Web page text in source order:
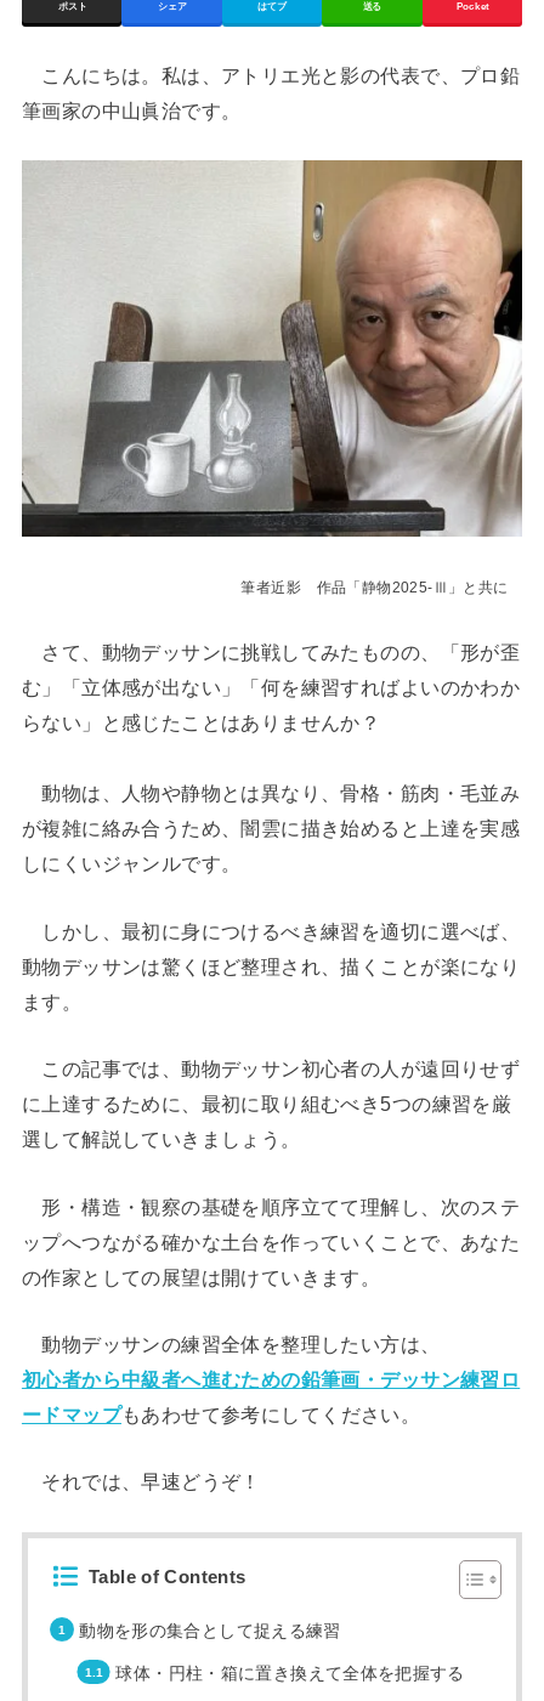
ポスト シェア はてブ 送る Pocket
こんにちは。私は、アトリエ光と影の代表で、プロ鉛
筆画家の中山眞治です。
筆者近影 作品「静物2025-Ⅲ」と共に
さて、動物デッサンに挑戦してみたものの、「形が歪
む」「立体感が出ない」「何を練習すればよいのかわか
らない」と感じたことはありませんか？
動物は、人物や静物とは異なり、骨格・筋肉・毛並み
が複雑に絡み合うため、闇雲に描き始めると上達を実感
しにくいジャンルです。
しかし、最初に身につけるべき練習を適切に選べば、
動物デッサンは驚くほど整理され、描くことが楽になり
ます。
この記事では、動物デッサン初心者の人が遠回りせず
に上達するために、最初に取り組むべき5つの練習を厳
選して解説していきましょう。
形・構造・観察の基礎を順序立てて理解し、次のステ
ップへつながる確かな土台を作っていくことで、あなた
の作家としての展望は開けていきます。
動物デッサンの練習全体を整理したい方は、
初心者から中級者へ進むための鉛筆画・デッサン練習ロ
ードマップもあわせて参考にしてください。
それでは、早速どうぞ！
Table of Contents
動物を形の集合として捉える練習
球体・円柱・箱に置き換えて全体を把握する